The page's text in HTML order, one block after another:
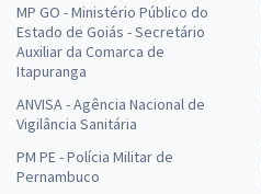
MP GO - Ministério Público do
Estado de Goiás - Secretário
Auxiliar da Comarca de
Itapuranga
ANVISA - Agência Nacional de
Vigilância Sanitária
PM PE - Polícia Militar de
Pernambuco